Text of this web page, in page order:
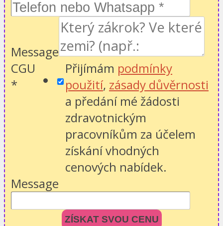
Message
CGU
*
Přijímám podmínky
použití, zásady důvěrnosti
a předání mé žádosti
zdravotnickým
pracovníkům za účelem
získání vhodných
cenových nabídek.
Message
ZÍSKAT SVOU CENU